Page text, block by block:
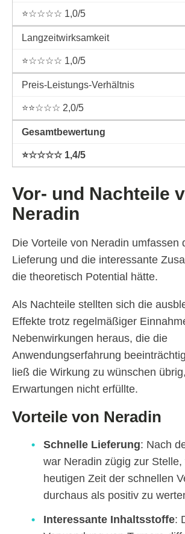
⭐☆☆☆☆ 1,0/5
Langzeitwirksamkeit
⭐☆☆☆☆ 1,0/5
Preis-Leistungs-Verhältnis
⭐⭐☆☆☆ 2,0/5
Gesamtbewertung
⭐☆☆☆☆ 1,4/5
Vor- und Nachteile
Neradin
Die Vorteile von Neradin umfassen
Lieferung und die interessante
die theoretisch Potential hätte.
Als Nachteile stellten sich die
Effekte trotz regelmäßiger
Nebenwirkungen heraus, die die
Anwendungserfahrung
ließ die Wirkung zu wünschen
Erwartungen nicht erfüllte.
Vorteile von Neradin
Schnelle Lieferung: Nach
war Neradin zügig zur
heutigen Zeit der schnellen
durchaus als positiv zu
Interessante Inhaltsstoffe: